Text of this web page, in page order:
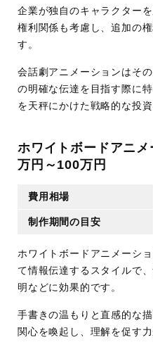
企業が独自のキャラクター
権利関係も考慮し、追加の
す。
会話劇アニメーションはそ
の明確な伝達を目指す際に
を天秤にかけた戦略的な投資
ホワイトボードアニ
万円～100万円
費用相場
制作期間の目安
ホワイトボードアニメーシ
て情報伝達するスタイルで
明などに効果的です。
手書きの温もりと直感的な
関心を喚起し、理解を促す力